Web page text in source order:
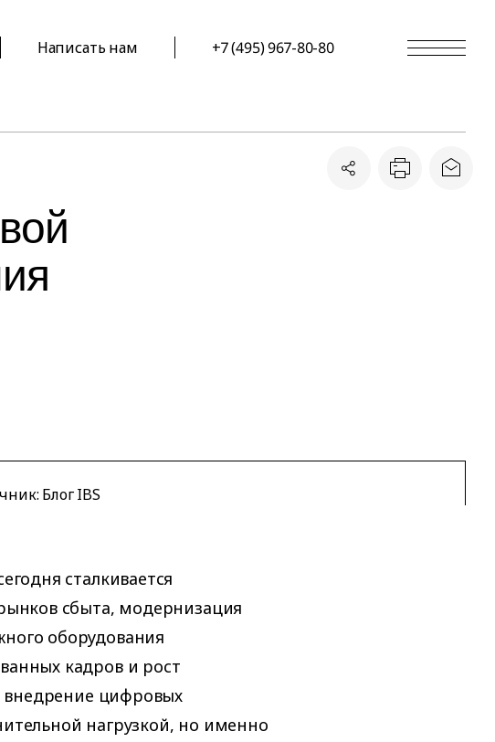
Написать нам +7 (495) 967-80-80
Блог IBS
сталкивается
сбыта, модернизация
оборудования
кадров и рост
внедрение цифровых
нагрузкой, но именно